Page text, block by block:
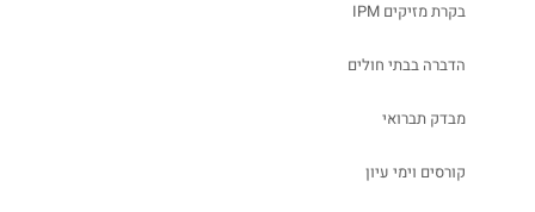
בקרת מזיקים IPM
הדברה בבתי חולים
מבדק תברואי
קורסים וימי עיון